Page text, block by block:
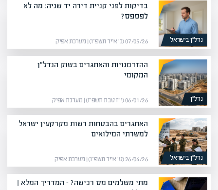
נדל”ן בישראל
בדיקות לפני קניית דירה יד שניה: מה לא
לפספס?
07/05/26 (כ׳ אייר תשפ״ו) | מערכת אפיק
נדל”ן
ההזדמנויות והאתגרים בשוק הנדל״ן
המקומי
06/01/26 (י״ז טבת תשפ״ו) | מערכת אפיק
נדל”ן בישראל
האתגרים בהבטחות רשות מקרקעין ישראל
למשרתי המילואים
26/04/26 (ט׳ אייר תשפ״ו) | מערכת אפיק
מתי משלמים מס רכישה? – המדריך המלא |